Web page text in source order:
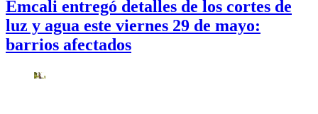
Emcali entregó detalles de los cortes de
luz y agua este viernes 29 de mayo:
barrios afectados